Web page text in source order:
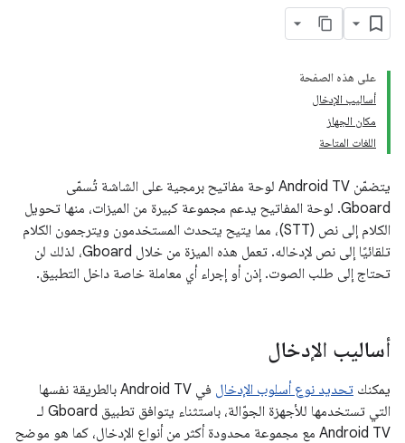
على هذه الصفحة
أساليب الإدخال
مكان الجهاز
اللغات المتاحة
يتضمّن Android TV لوحة مفاتيح برمجية على الشاشة تُسمّى
Gboard. لوحة المفاتيح يدعم مجموعة كبيرة من الميزات، منها تحويل
الكلام إلى نص (STT)، مما يتيح يتحدث المستخدمون ويترجمون الكلام
تلقائيًا إلى نص لإدخاله. تعمل هذه الميزة من خلال Gboard، لذلك لن
تحتاج إلى طلب الصوت. إذن أو إجراء أي معاملة خاصة داخل التطبيق.
أساليب الإدخال
يمكنك تحديد نوع أسلوب الإدخال
في Android TV بالطريقة نفسها
التي تستخدمها للأجهزة الجوّالة، باستثناء يتوافق تطبيق Gboard لـ
Android TV مع مجموعة محدودة أكثر من أنواع الإدخال، كما هو موضح